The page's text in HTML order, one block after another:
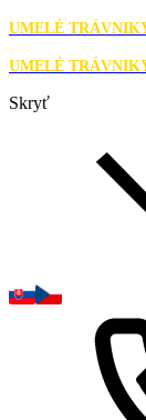
UMELÉ
UMELÉ
Skryť